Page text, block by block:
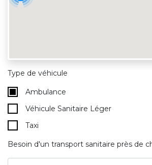
Type de véhicule
Ambulance
Véhicule Sanitaire Léger
Taxi
Besoin d'un transport sanitaire près de